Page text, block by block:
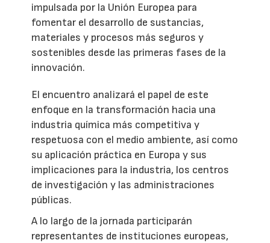
impulsada por la Unión Europea para
fomentar el desarrollo de sustancias,
materiales y procesos más seguros y
sostenibles desde las primeras fases de la
innovación.
El encuentro analizará el papel de este
enfoque en la transformación hacia una
industria química más competitiva y
respetuosa con el medio ambiente, así como
su aplicación práctica en Europa y sus
implicaciones para la industria, los centros
de investigación y las administraciones
públicas.
A lo largo de la jornada participarán
representantes de instituciones europeas,